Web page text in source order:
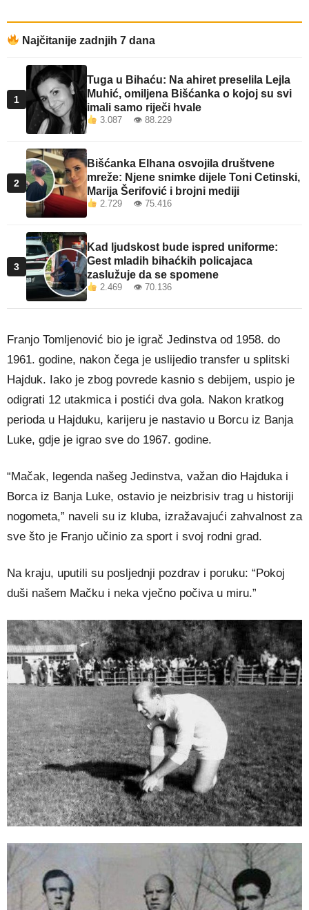
Najčitanije zadnjih 7 dana
1
Tuga u Bihaću: Na ahiret preselila Lejla
Muhić, omiljena Bišćanka o kojoj su svi
imali samo riječi hvale
3.087 👁 88.229
2
Bišćanka Elhana osvojila društvene
mreže: Njene snimke dijele Toni Cetinski,
Marija Šerifović i brojni mediji
2.729 👁 75.416
3
Kad ljudskost bude ispred uniforme:
Gest mladih bihaćkih policajaca
zaslužuje da se spomene
2.469 👁 70.136
Franjo Tomljenović bio je igrač Jedinstva od 1958. do
1961. godine, nakon čega je uslijedio transfer u splitski
Hajduk. Iako je zbog povrede kasnio s debijem, uspio je
odigrati 12 utakmica i postići dva gola. Nakon kratkog
perioda u Hajduku, karijeru je nastavio u Borcu iz Banja
Luke, gdje je igrao sve do 1967. godine.
“Mačak, legenda našeg Jedinstva, važan dio Hajduka i
Borca iz Banja Luke, ostavio je neizbrisiv trag u historiji
nogometa,” naveli su iz kluba, izražavajući zahvalnost za
sve što je Franjo učinio za sport i svoj rodni grad.
Na kraju, uputili su posljednji pozdrav i poruku: “Pokoj
duši našem Mačku i neka vječno počiva u miru.”